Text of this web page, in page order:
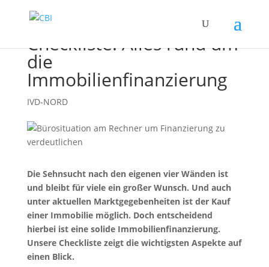
Checkliste: Alles rund um
die
Immobilienfinanzierung
IVD-NORD
Die Sehnsucht nach den eigenen vier Wänden ist
und bleibt für viele ein großer Wunsch. Und auch
unter aktuellen Marktgegebenheiten ist der Kauf
einer Immobilie möglich. Doch entscheidend
hierbei ist eine solide Immobilienfinanzierung.
Unsere Checkliste zeigt die wichtigsten Aspekte auf
einen Blick.